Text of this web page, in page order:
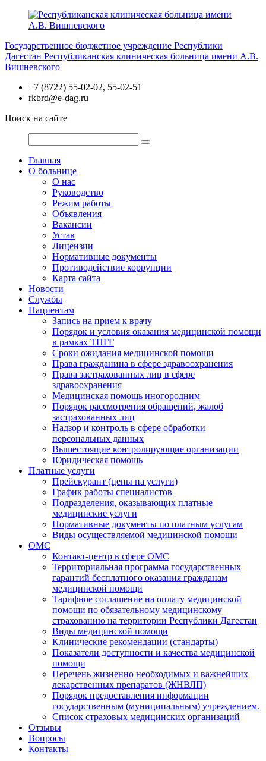
Перейти
Государственное бюджетное учреждение Республики
Дагестан Республиканская клиническая больница имени А.В.
Вишневского
+7 (8722) 55-02-02, 55-02-51
rkbrd@e-dag.ru
Поиск на сайте
Главная
О больнице
О нас
Руководство
Режим работы
Объявления
Вакансии
Устав
Лицензии
Нормативные документы
Противодействие коррупции
Карта сайта
Новости
Службы
Пациентам
Запись на прием к врачу
Порядок и условия оказания медицинской помощи
в рамках ТПГГ
Сроки ожидания медицинской помощи
Права гражданина в сфере здравоохранения
Права застрахованных лиц в сфере
здравоохранения
Медицинская помощь иногородним
Порядок рассмотрения обращений, жалоб
застрахованных лиц
Надзор и контроль в сфере обработки
персональных данных
Вышестоящие контролирующие организации
Юридическая помощь
Платные услуги
Прейскурант (цены на услуги)
График работы специалистов
Подразделения, оказывающих платные
медицинские услуги
Нормативные документы по платным услугам
Виды осуществляемой медицинской помощи
ОМС
Контакт-центр в сфере ОМС
Территориальная программа государственных
гарантий бесплатного оказания гражданам
медицинской помощи
Тарифное соглашение на оплату медицинской
помощи по обязательному медицинскому
страхованию на территории Республики Дагестан
Виды медицинской помощи
Клинические рекомендации (стандарты)
Показатели доступности и качества медицинской
помощи
Перечень жизненно необходимых и важнейших
лекарственных препаратов (ЖНВЛП)
Порядок предоставления информации
государственным (муниципальным) учреждением.
Список страховых медицинских организаций
Отзывы
Вопросы
Контакты